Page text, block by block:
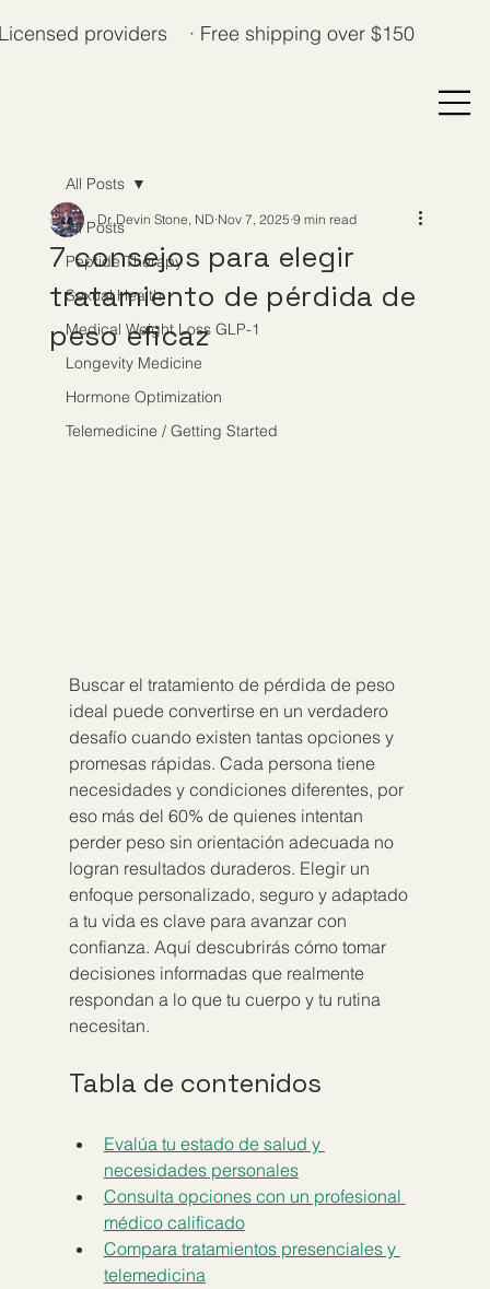
providers · Free shipping over $150
All Posts
Peptide Therapy
Sexual Health
Medical Weight Loss GLP-1
Longevity Medicine
Hormone Optimization
Telemedicine / Getting Started
All Posts
7 consejos para elegir
tratamiento de pérdida de
peso eficaz
Dr. Devin Stone, ND Nov 7, 2025 9 min read
Buscar el tratamiento de pérdida de peso
ideal puede convertirse en un verdadero
desafío cuando existen tantas opciones y
promesas rápidas. Cada persona tiene
necesidades y condiciones diferentes, por
eso más del 60% de quienes intentan
perder peso sin orientación adecuada no
logran resultados duraderos. Elegir un
enfoque personalizado, seguro y adaptado
a tu vida es clave para avanzar con
confianza. Aquí descubrirás cómo tomar
decisiones informadas que realmente
respondan a lo que tu cuerpo y tu rutina
necesitan.
Tabla de contenidos
Evalúa tu estado de salud y
necesidades personales
Consulta opciones con un profesional
médico calificado
Compara tratamientos presenciales y
telemedicina